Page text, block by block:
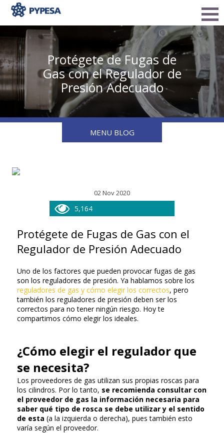
Protégete de Fugas de
Gas con el Regulador de
Presión Adecuado
MENU BLOG
02 Nov 2020
5,164
Protégete de Fugas de Gas con el
Regulador de Presión Adecuado
Uno de los factores que pueden provocar fugas de gas
son los reguladores de presión. Ya hablamos sobre los
reguladores de gas y cómo elegir los correctos, pero
también los reguladores de presión deben ser los
correctos para no tener ningún riesgo. Hoy te
compartimos cómo elegir los ideales.
¿Cómo elegir el regulador que
se necesita?
Los proveedores de gas utilizan sus propias roscas para
los cilindros. Por lo tanto, se recomienda consultar con
el proveedor de gas la información necesaria para
saber qué tipo de rosca se debe utilizar y el sentido
de esta (a la izquierda o derecha), pues también esto
varía según el proveedor.